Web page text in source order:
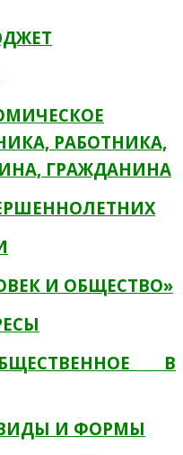
РАБОТНИКА,
ГРАЖДАНИНА
И ОБЩЕСТВО»
В
ВИДЫ И ФОРМЫ